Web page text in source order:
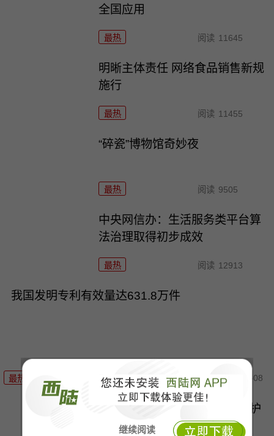
继续阅读
全国应用
最热 阅读 11645
明晰主体责任 网络食品销售新规
施行
最热 阅读 11455
“碎瓷”博物馆奇妙夜
最热 阅读 9505
中央网信办：生活服务类平台算
法治理取得初步成效
最热 阅读 12913
我国发明专利有效量达631.8万件
最热 阅读 12550 05-08
第三轮第六批中央生态环境保护
督察启动